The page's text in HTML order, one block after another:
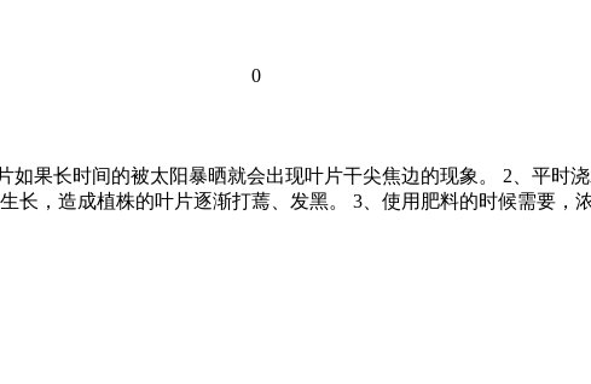
0
果长时间的被太阳暴晒就会出现叶片干尖焦边的现象。 2、平时
长，造成植株的叶片逐渐打蔫、发黑。 3、使用肥料的时候需要，